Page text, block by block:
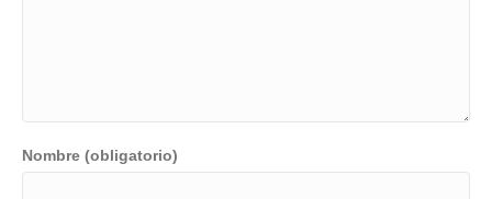
Nombre (obligatorio)